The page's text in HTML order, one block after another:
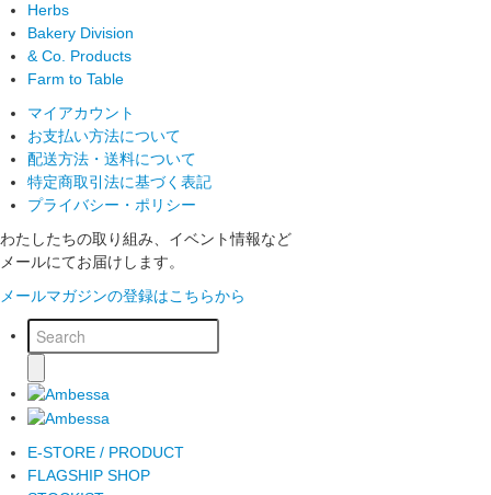
Herbs
Bakery Division
& Co. Products
Farm to Table
マイアカウント
お支払い方法について
配送方法・送料について
特定商取引法に基づく表記
プライバシー・ポリシー
わたしたちの取り組み、イベント情報など
メールにてお届けします。
メールマガジンの登録はこちらから
E-STORE / PRODUCT
FLAGSHIP SHOP